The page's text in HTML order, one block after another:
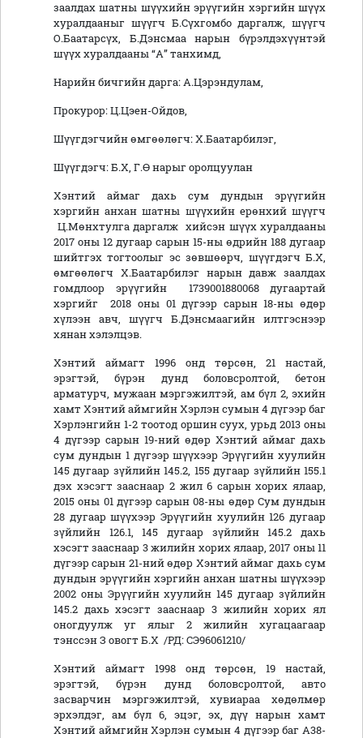
заалдах шатны шүүхийн эрүүгийн хэргийн шүүх
хуралдааныг шүүгч Б.Сүхгомбо даргалж, шүүгч
О.Баатарсүх, Б.Дэнсмаа нарын бүрэлдэхүүнтэй
шүүх хуралдааны “А” танхимд,
Нарийн бичгийн дарга: А.Цэрэндулам,
Прокурор: Ц.Цэен-Ойдов,
Шүүгдэгчийн өмгөөлөгч: Х.Баатарбилэг,
Шүүгдэгч: Б.Х, Г.Ө нарыг оролцуулан
Хэнтий аймаг дахь сум дундын эрүүгийн
хэргийн анхан шатны шүүхийн ерөнхий шүүгч
Ц.Мөнхтулга даргалж хийсэн шүүх хуралдааны
2017 оны 12 дугаар сарын 15-ны өдрийн 188 дугаар
шийтгэх тогтоолыг эс зөвшөөрч, шүүгдэгч Б.Х,
өмгөөлөгч Х.Баатарбилэг нарын давж заалдах
гомдлоор эрүүгийн 1739001880068 дугаартай
хэргийг 2018 оны 01 дүгээр сарын 18-ны өдөр
хүлээн авч, шүүгч Б.Дэнсмаагийн илтгэснээр
хянан хэлэлцэв.
Хэнтий аймагт 1996 онд төрсөн, 21 настай,
эрэгтэй, бүрэн дунд боловсролтой, бетон
арматурч, мужаан мэргэжилтэй, ам бүл 2, эхийн
хамт Хэнтий аймгийн Хэрлэн сумын 4 дүгээр баг
Хэрлэнгийн 1-2 тоотод оршин суух, урьд 2013 оны
4 дүгээр сарын 19-ний өдөр Хэнтий аймаг дахь
сум дундын 1 дүгээр шүүхээр Эрүүгийн хуулийн
145 дугаар зүйлийн 145.2, 155 дугаар зүйлийн 155.1
дэх хэсэгт зааснаар 2 жил 6 сарын хорих ялаар,
2015 оны 01 дүгээр сарын 08-ны өдөр Сум дундын
28 дугаар шүүхээр Эрүүгийн хуулийн 126 дугаар
зүйлийн 126.1, 145 дугаар зүйлийн 145.2 дахь
хэсэгт зааснаар 3 жилийн хорих ялаар, 2017 оны 11
дүгээр сарын 21-ний өдөр Хэнтий аймаг дахь сум
дундын эрүүгийн хэргийн анхан шатны шүүхээр
2002 оны Эрүүгийн хуулийн 145 дугаар зүйлийн
145.2 дахь хэсэгт зааснаар 3 жилийн хорих ял
оногдуулж уг ялыг 2 жилийн хугацаагаар
тэнссэн З овогт Б.Х /РД: СЭ96061210/
Хэнтий аймагт 1998 онд төрсөн, 19 настай,
эрэгтэй, бүрэн дунд боловсролтой, авто
засварчин мэргэжилтэй, хувиараа хөдөлмөр
эрхэлдэг, ам бүл 6, эцэг, эх, дүү нарын хамт
Хэнтий аймгийн Хэрлэн сумын 4 дүгээр баг А38-